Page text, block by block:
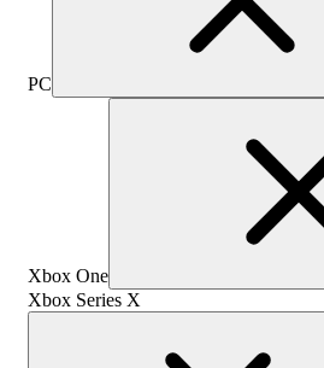
PC
Xbox One
Xbox Series X